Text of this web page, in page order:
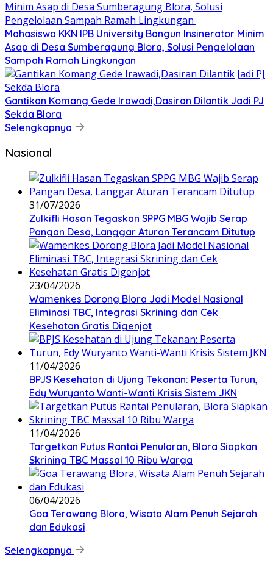
Mahasiswa KKN IPB University Bangun Insinerator Minim
Asap di Desa Sumberagung Blora, Solusi Pengelolaan
Sampah Ramah Lingkungan ‎
Gantikan Komang Gede Irawadi,Dasiran Dilantik Jadi PJ
Sekda Blora
Selengkapnya
Nasional
31/07/2026
Zulkifli Hasan Tegaskan SPPG MBG Wajib Serap
Pangan Desa, Langgar Aturan Terancam Ditutup
23/04/2026
Wamenkes Dorong Blora Jadi Model Nasional
Eliminasi TBC, Integrasi Skrining dan Cek
Kesehatan Gratis Digenjot
11/04/2026
BPJS Kesehatan di Ujung Tekanan: Peserta Turun,
Edy Wuryanto Wanti-Wanti Krisis Sistem JKN
11/04/2026
‎Targetkan Putus Rantai Penularan, Blora Siapkan
Skrining TBC Massal 10 Ribu Warga
06/04/2026
Goa Terawang Blora, Wisata Alam Penuh Sejarah
dan Edukasi
Selengkapnya